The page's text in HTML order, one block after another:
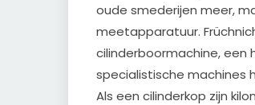
oude smederijen meer,
meetapparatuur.
cilinderboormachine, een
specialistische machines
Als een cilinderkop zijn